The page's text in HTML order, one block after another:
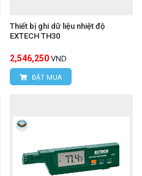
Thiết bị ghi dữ liệu nhiệt độ
EXTECH TH30
2,546,250 VND
ĐẶT MUA